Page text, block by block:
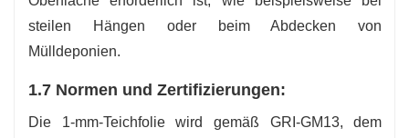
steilen Hängen oder beim Abdecken von
Mülldeponien.
1.7 Normen und Zertifizierungen:
Die 1-mm-Teichfolie wird gemäß GRI-GM13, dem